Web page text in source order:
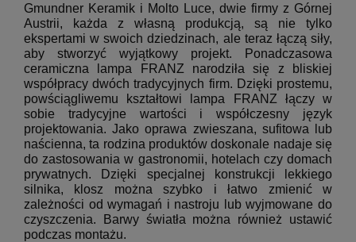
Gmundner Keramik i Molto Luce, dwie firmy z Górnej
Austrii, każda z własną produkcją, są nie tylko
ekspertami w swoich dziedzinach, ale teraz łączą siły,
aby stworzyć wyjątkowy projekt.
Ponadczasowa
ceramiczna lampa FRANZ narodziła się z bliskiej
współpracy dwóch tradycyjnych firm. Dzięki prostemu,
powściągliwemu kształtowi lampa FRANZ łączy w
sobie tradycyjne wartości i współczesny język
projektowania. Jako oprawa zwieszana, sufitowa lub
naścienna, ta rodzina produktów doskonale nadaje się
do zastosowania w gastronomii, hotelach czy domach
prywatnych. Dzięki specjalnej konstrukcji lekkiego
silnika, klosz można szybko i łatwo zmienić w
zależności od wymagań i nastroju lub wyjmowane do
czyszczenia.
Barwy światła można również ustawić
podczas montażu.